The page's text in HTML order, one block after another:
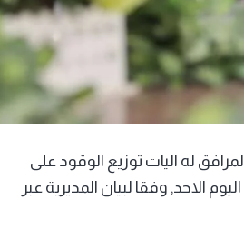
له اليات توزيع الوقود على
وفقا لبيان المديرية عبر